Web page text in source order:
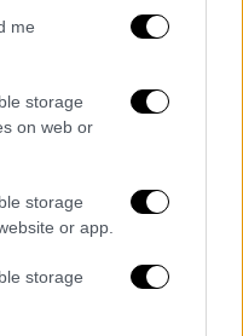
me
storage
on web or
storage
or app.
storage